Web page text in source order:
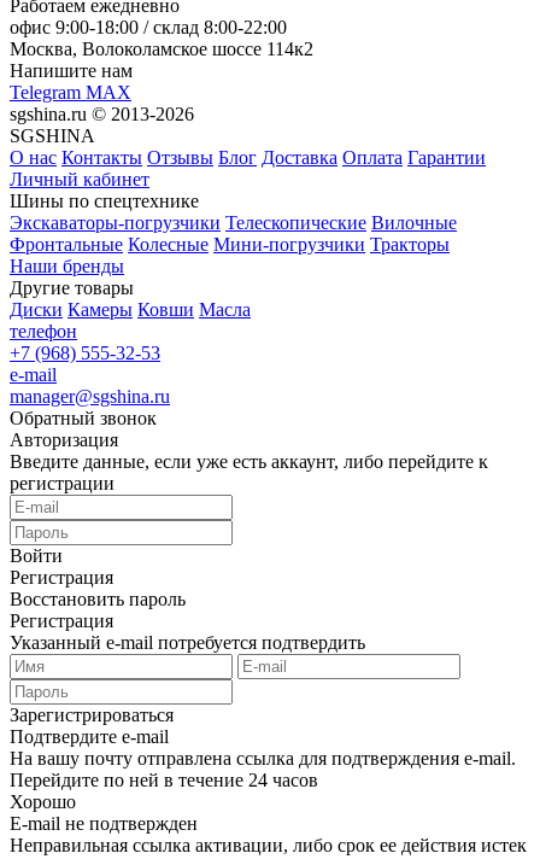
Работаем ежедневно
офис 9:00-18:00 / склад 8:00-22:00
Москва, Волоколамское шоссе 114к2
Напишите нам
Telegram MAX
sgshina.ru © 2013-2026
SGSHINA
О нас Контакты Отзывы Блог Доставка Оплата Гарантии
Личный кабинет
Шины по спецтехнике
Экскаваторы-погрузчики Телескопические Вилочные
Фронтальные Колесные Мини-погрузчики Тракторы
Наши бренды
Другие товары
Диски Камеры Ковши Масла
телефон
+7 (968) 555-32-53
e-mail
manager@sgshina.ru
Обратный звонок
Авторизация
Введите данные, если уже есть аккаунт, либо перейдите к
регистрации
Войти
Регистрация
Восстановить пароль
Регистрация
Указанный e-mail потребуется подтвердить
Зарегистрироваться
Подтвердите e-mail
На вашу почту отправлена ссылка для подтверждения e-mail.
Перейдите по ней в течение 24 часов
Хорошо
E-mail не подтвержден
Неправильная ссылка активации, либо срок ее действия истек